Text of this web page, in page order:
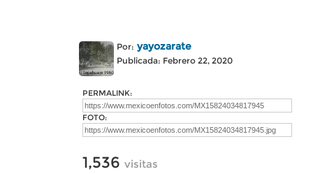
Por: yayozarate
Publicada: Febrero 22, 2020
PERMALINK:
FOTO:
1,536 visitas